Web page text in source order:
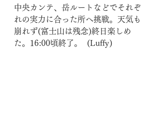
中央カンテ、岳ルートなどでそれぞ
れの実力に合った所へ挑戦。天気も
崩れず(富士山は残念)終日楽しめ
た。16:00頃終了。  (Luffy)